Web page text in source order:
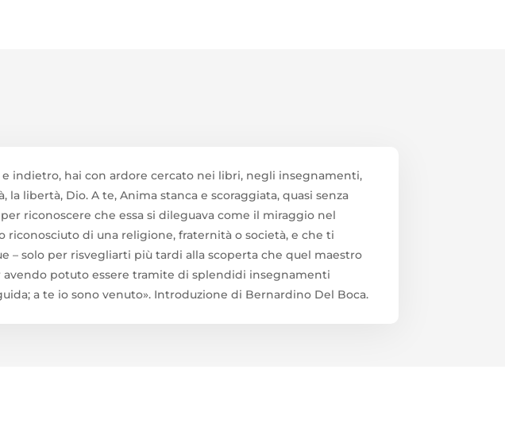
indietro, hai con ardore cercato nei libri, negli insegnamenti,
libertà, Dio. A te, Anima stanca e scoraggiata, quasi senza
riconoscere che essa si dileguava come il miraggio nel
di una religione, fraternità o società, e che ti
– solo per risvegliarti più tardi alla scoperta che quel maestro
potuto essere tramite di splendidi insegnamenti
a te io sono venuto». Introduzione di Bernardino Del Boca.